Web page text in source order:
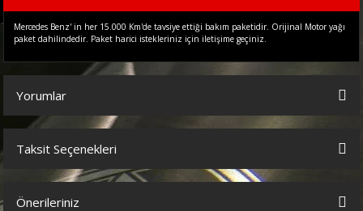
Mercedes Benz' in her 15.000 Km'de tavsiye ettiği bakım paketidir. Orijinal Motor yağı
paket dahilindedir. Paket harici istekleriniz için iletişime geçiniz.
Yorumlar
Bu ürüne ilk yorumu siz yapın!
Taksit Seçenekleri
Önerileriniz